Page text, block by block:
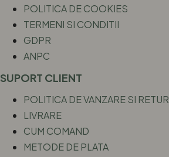
POLITICA DE COOKIES
TERMENI SI CONDITII
GDPR
ANPC
SUPORT CLIENT
POLITICA DE VANZARE SI RETUR
LIVRARE
CUM COMAND
METODE DE PLATA